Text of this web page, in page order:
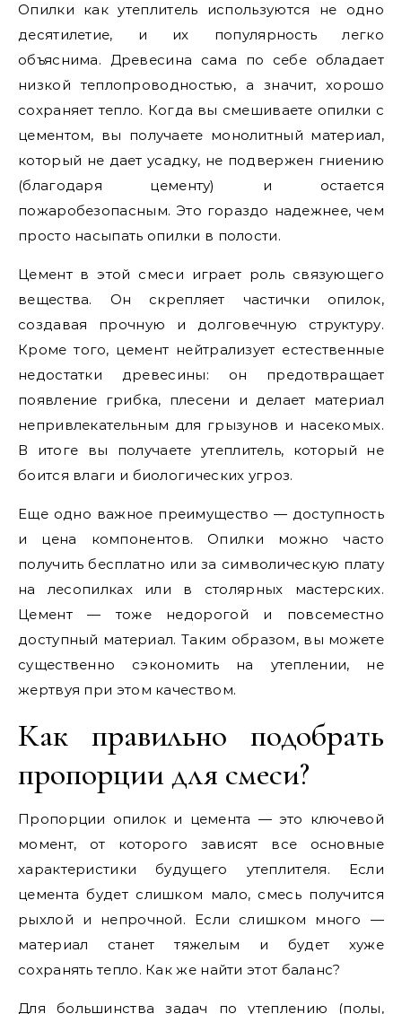
Опилки как утеплитель используются не одно
десятилетие, и их популярность легко
объяснима. Древесина сама по себе обладает
низкой теплопроводностью, а значит, хорошо
сохраняет тепло. Когда вы смешиваете опилки с
цементом, вы получаете монолитный материал,
который не дает усадку, не подвержен гниению
(благодаря цементу) и остается
пожаробезопасным. Это гораздо надежнее, чем
просто насыпать опилки в полости.
Цемент в этой смеси играет роль связующего
вещества. Он скрепляет частички опилок,
создавая прочную и долговечную структуру.
Кроме того, цемент нейтрализует естественные
недостатки древесины: он предотвращает
появление грибка, плесени и делает материал
непривлекательным для грызунов и насекомых.
В итоге вы получаете утеплитель, который не
боится влаги и биологических угроз.
Еще одно важное преимущество — доступность
и цена компонентов. Опилки можно часто
получить бесплатно или за символическую плату
на лесопилках или в столярных мастерских.
Цемент — тоже недорогой и повсеместно
доступный материал. Таким образом, вы можете
существенно сэкономить на утеплении, не
жертвуя при этом качеством.
Как правильно подобрать
пропорции для смеси?
Пропорции опилок и цемента — это ключевой
момент, от которого зависят все основные
характеристики будущего утеплителя. Если
цемента будет слишком мало, смесь получится
рыхлой и непрочной. Если слишком много —
материал станет тяжелым и будет хуже
сохранять тепло. Как же найти этот баланс?
Для большинства задач по утеплению (полы,